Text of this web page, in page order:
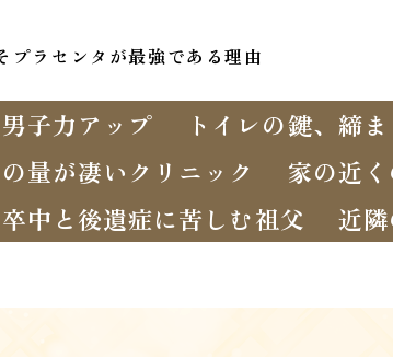
プラセンタが最強である理由
子力アップ
トイレの鍵、締
量が凄いクリニック
家の近
中と後遺症に苦しむ祖父
近